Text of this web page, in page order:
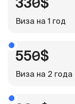
сложностей.
инструкцией
визы были
MyVisaWorld
приятные
Виза на 1 год
550$
Виза на 2 года